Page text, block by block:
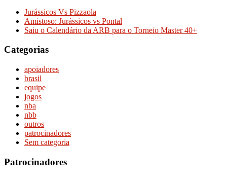
Jurássicos Vs Pizzaola
Amistoso: Jurássicos vs Pontal
Saiu o Calendário da ARB para o Torneio Master 40+
Categorias
apoiadores
brasil
equipe
jogos
nba
nbb
outros
patrocinadores
Sem categoria
Patrocinadores